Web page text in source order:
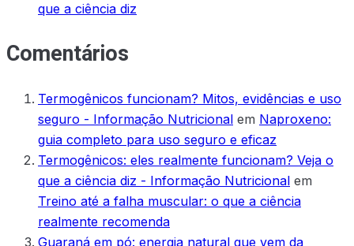
que a ciência diz
Comentários
Termogênicos funcionam? Mitos, evidências e uso
seguro - Informação Nutricional em Naproxeno:
guia completo para uso seguro e eficaz
Termogênicos: eles realmente funcionam? Veja o
que a ciência diz - Informação Nutricional em
Treino até a falha muscular: o que a ciência
realmente recomenda
Guaraná em pó: energia natural que vem da